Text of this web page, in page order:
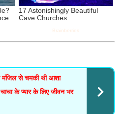
मंजिल से चमकी थी आशा
के प्यार के लिए जीवन भर